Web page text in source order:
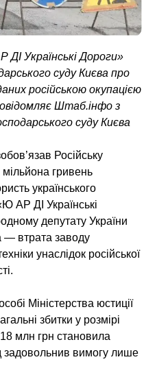
ДІ Українські Дороги»
суду Києва про
російською окупацією
Штаб.інфо з
суду Києва
Російську
гривень
українського
АР ДІ Українські
депутату України
— втрата заводу
унаслідок російської
Міністерства юстиції
збитки у розмірі
млн грн становила
задовольнив вимогу лише